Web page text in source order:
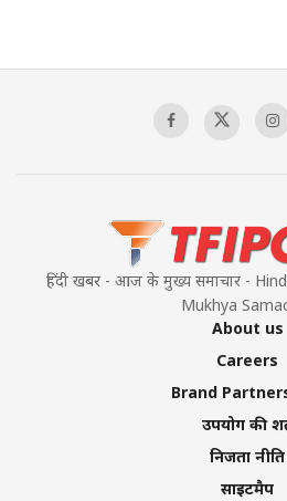
हिंदी खबर - आज के मुख्य समाचार -
Mukhya
About us
Careers
Brand
उपयोग की
निजता नीति
साइटमैप